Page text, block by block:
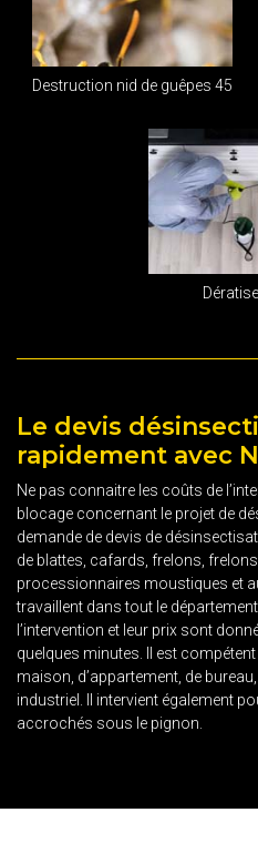
Destruction nid de guêpes 45
Le devis
rapidement avec
Ne pas connaitre les coûts de
blocage concernant le projet de
demande de devis de
de blattes, cafards, frelons,
processionnaires moustiques et
travaillent dans tout le
l’intervention et leur prix sont
quelques minutes. Il est
maison, d’appartement, de
industriel. Il intervient également
accrochés sous le pignon.